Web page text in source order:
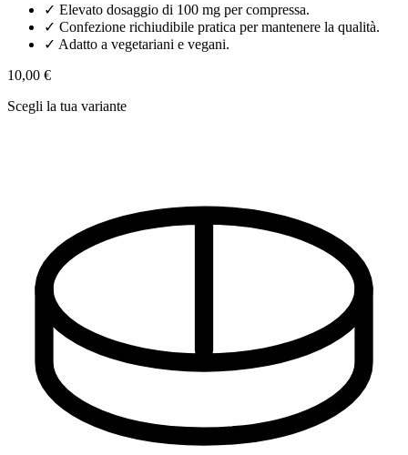
✓ Elevato dosaggio di 100 mg per compressa.
✓ Confezione richiudibile pratica per mantenere la qualità.
✓ Adatto a vegetariani e vegani.
10,00 €
Scegli la tua variante